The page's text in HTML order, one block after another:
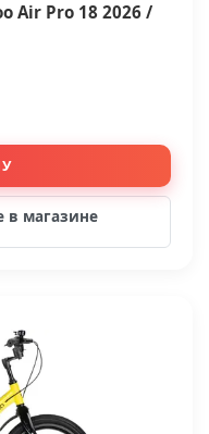
Air Pro 18 2026 /
в магазине